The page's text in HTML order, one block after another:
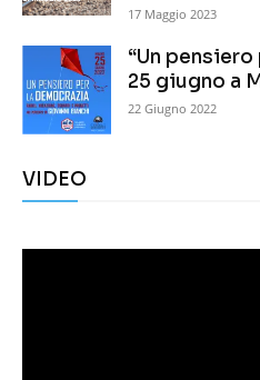
17 Maggio 2023
“Un pensiero
25 giugno a
22 Giugno 2022
VIDEO